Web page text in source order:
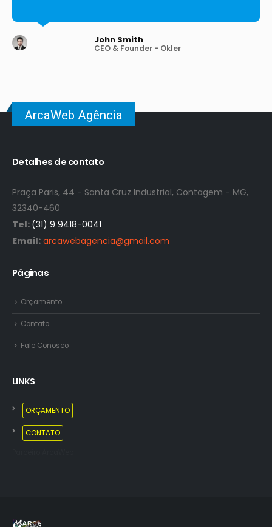
John Smith
CEO & Founder - Okler
ArcaWeb Agência
Detalhes de contato
Praça Paris, 44 - Santa Cruz Industrial, Contagem - MG,
32340-460
Tel: (31) 9 9418-0041
Email: arcawebagencia@gmail.com
Páginas
Orçamento
Contato
Fale Conosco
LINKS
ORÇAMENTO
CONTATO